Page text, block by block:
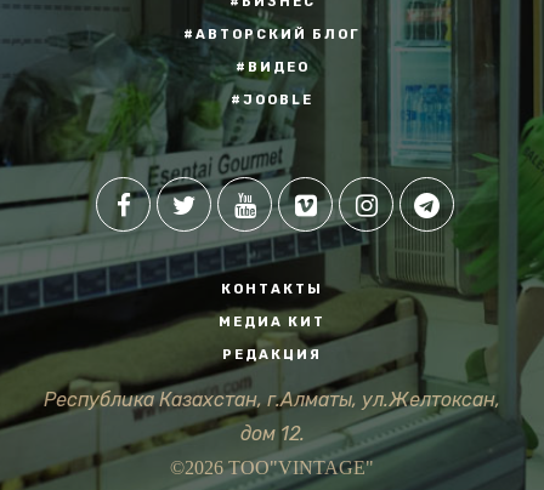
#АВТОРСКИЙ БЛОГ
#ВИДЕО
#JOOBLE
КОНТАКТЫ
МЕДИА КИТ
РЕДАКЦИЯ
Республика Казахстан, г.Алматы, ул.Желтоксан,
дом 12.
©2026 ТОО"VINTAGE"